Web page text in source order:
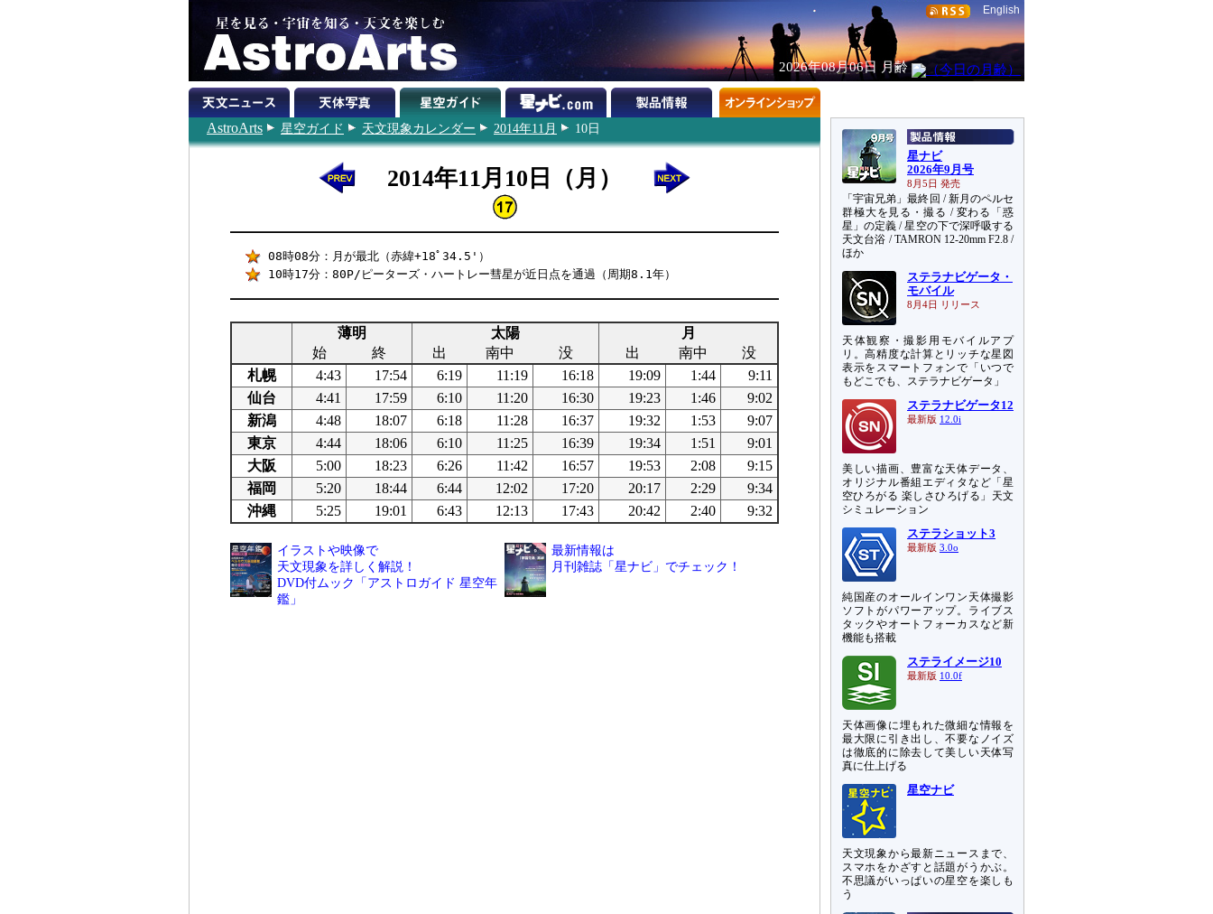
English
2026年08月06日 月齢
AstroArts 星空ガイド 天文現象カレンダー 2014年11月 10日
2014年11月10日（月）
08時08分：月が最北（赤緯+18ﾟ34.5'）
10時17分：80P/ピーターズ・ハートレー彗星が近日点を通過（周期8.1年）
薄明 太陽
月
始
終 出 南中 没 出 南中
没
札幌
4:43 17:54 6:19 11:19 16:18 19:09 1:44
9:11
仙台
4:41 17:59 6:10 11:20 16:30 19:23 1:46
9:02
新潟
4:48 18:07 6:18 11:28 16:37 19:32 1:53
9:07
東京
4:44 18:06 6:10 11:25 16:39 19:34 1:51
9:01
大阪
5:00 18:23 6:26 11:42 16:57 19:53 2:08
9:15
福岡
5:20 18:44 6:44 12:02 17:20 20:17 2:29
9:34
沖縄
5:25 19:01 6:43 12:13 17:43 20:42 2:40 9:32
イラストや映像で
天文現象を詳しく解説！
DVD付ムック「アストロガイド 星空年
鑑」
最新情報は
月刊雑誌「星ナビ」でチェック！
星ナビ
2026年9月号
8月5日 発売
「宇宙兄弟」最終回 / 新月のペルセ
群極大を見る・撮る / 変わる「惑
星」の定義 / 星空の下で深呼吸する
天文台浴 / TAMRON 12-20mm F2.8 /
ほか
ステラナビゲータ・
モバイル
8月4日 リリース
天体観察・撮影用モバイルアプ
リ。高精度な計算とリッチな星図
表示をスマートフォンで「いつで
もどこでも、ステラナビゲータ」
ステラナビゲータ12
最新版 12.0i
美しい描画、豊富な天体データ、
オリジナル番組エディタなど「星
空ひろがる 楽しさひろげる」天文
シミュレーション
ステラショット3
最新版 3.0o
純国産のオールインワン天体撮影
ソフトがパワーアップ。ライブス
タックやオートフォーカスなど新
機能も搭載
ステライメージ10
最新版 10.0f
天体画像に埋もれた微細な情報を
最大限に引き出し、不要なノイズ
は徹底的に除去して美しい天体写
真に仕上げる
星空ナビ
天文現象から最新ニュースまで、
スマホをかざすと話題がうかぶ。
不思議がいっぱいの星空を楽しも
う